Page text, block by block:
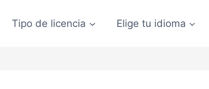
Tipo de licencia Elige tu idioma